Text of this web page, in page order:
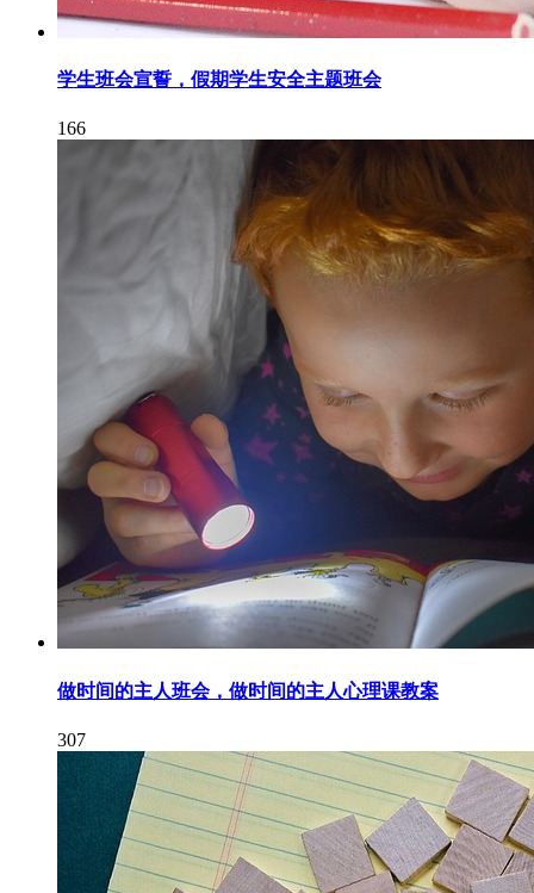
学生班会宣誓，假期学生安全主题班会
166
做时间的主人班会，做时间的主人心理课教案
307